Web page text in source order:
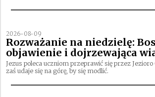
2026-08-09
Rozważanie na niedzielę:
objawienie i dojrzewająca
Jezus poleca uczniom przeprawić się przez
zaś udaje się na górę, by się modlić.